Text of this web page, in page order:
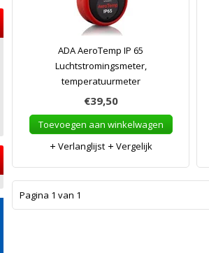
ADA AeroTemp IP 65
Luchtstromingsmeter,
temperatuurmeter
€39,50
Toevoegen aan winkelwagen
Verlanglijst
Vergelijk
Pagina 1 van 1